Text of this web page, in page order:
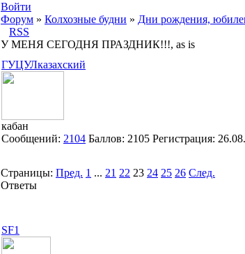
Войти
Форум » Колхозные будни » Дни рождения,
RSS
У МЕНЯ СЕГОДНЯ ПРАЗДНИК!!!, as is
ГУЦУЛказахский
кабан
Сообщений: 2104 Баллов: 2105 Регистрация:
Страницы: Пред. 1 ... 21 22 23 24 25 26 След.
Ответы
SF1